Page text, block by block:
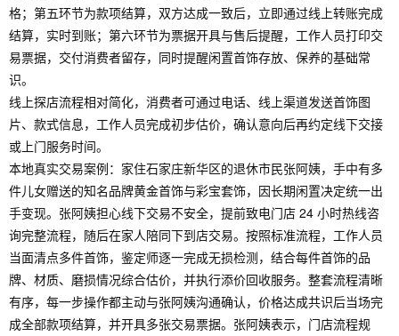
格；第五环节为款项结算，双方达成一致后，立即通过线上转账完成
结算，实时到账；第六环节为票据开具与售后提醒，工作人员打印交
易票据，交付消费者留存，同时提醒闲置首饰存放、保养的基础常
识。
线上探店流程相对简化，消费者可通过电话、线上渠道发送首饰图
片、款式信息，工作人员完成初步估价，确认意向后再约定线下交接
或上门服务时间。
本地真实交易案例：家住石家庄新华区的退休市民张阿姨，手中有多
件儿女赠送的知名品牌黄金首饰与彩宝套饰，因长期闲置决定统一出
手变现。张阿姨担心线下交易不安全，提前致电门店 24 小时热线咨
询完整流程，随后在家人陪同下到店交易。按照标准流程，工作人员
当面清点多件首饰，鉴定师逐一完成无损检测，结合每件首饰的品
牌、材质、磨损情况综合估价，并执行添价回收服务。整套流程清晰
有序，每一步操作都主动与张阿姨沟通确认，价格达成共识后当场完
成全部款项结算，并开具多张交易票据。张阿姨表示，门店流程规